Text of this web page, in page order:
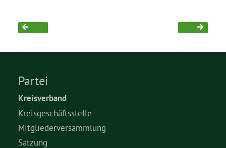
Aktiv werden
Mitglied werden
Partei
Kreisverband
Kreisgeschäftsstelle
Mitgliederversammlung
Satzung